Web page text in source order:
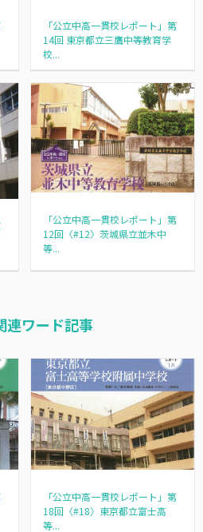
「公立中高一貫校レポート」第
14回 東京都立三鷹中等教育学
校...
「公立中高一貫校レポート」第
12回〈#12〉茨城県立並木中
等...
連ワード記事
「公立中高一貫校レポート」第
18回〈#18〉東京都立富士高
等...